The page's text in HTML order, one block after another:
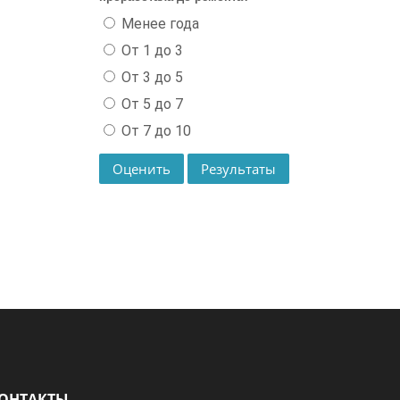
Менее года
От 1 до 3
От 3 до 5
От 5 до 7
От 7 до 10